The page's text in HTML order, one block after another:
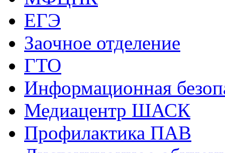
ЕГЭ
Заочное отделение
ГТО
Информационная
Медиацентр ШАСК
Профилактика ПАВ